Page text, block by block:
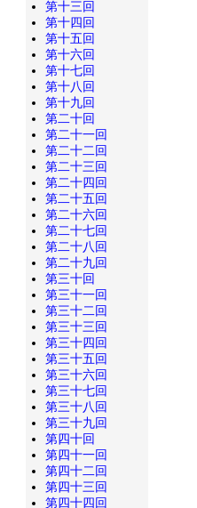
第十三回
第十四回
第十五回
第十六回
第十七回
第十八回
第十九回
第二十回
第二十一回
第二十二回
第二十三回
第二十四回
第二十五回
第二十六回
第二十七回
第二十八回
第二十九回
第三十回
第三十一回
第三十二回
第三十三回
第三十四回
第三十五回
第三十六回
第三十七回
第三十八回
第三十九回
第四十回
第四十一回
第四十二回
第四十三回
第四十四回